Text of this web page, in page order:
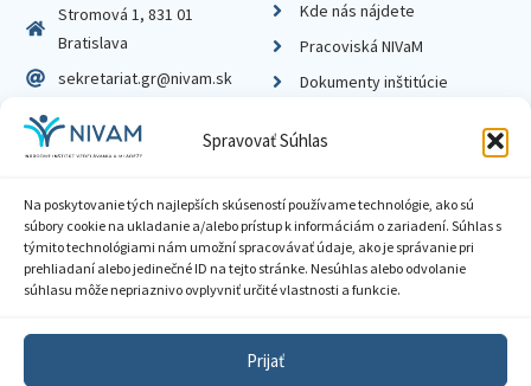
Spravovať Súhlas
Na poskytovanie tých najlepších skúseností používame technológie, ako sú
súbory cookie na ukladanie a/alebo prístup k informáciám o zariadení. Súhlas s
týmito technológiami nám umožní spracovávať údaje, ako je správanie pri
prehliadaní alebo jedinečné ID na tejto stránke. Nesúhlas alebo odvolanie
súhlasu môže nepriaznivo ovplyvniť určité vlastnosti a funkcie.
Prijať
Stromová 1, 831 01
Bratislava
sekretariat.gr@nivam.sk
IČO: 00164348
DIČ: 2020798714
Kde nás nájdete
Pracoviská NIVaM
Dokumenty inštitúcie
Zásady ochrany súkromia
Sprístupnenie informácií